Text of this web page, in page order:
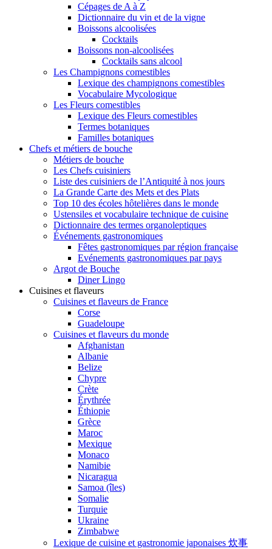
Cépages de A à Z
Dictionnaire du vin et de la vigne
Boissons alcoolisées
Cocktails
Boissons non-alcoolisées
Cocktails sans alcool
Les Champignons comestibles
Lexique des champignons comestibles
Vocabulaire Mycologique
Les Fleurs comestibles
Lexique des Fleurs comestibles
Termes botaniques
Familles botaniques
Chefs et métiers de bouche
Métiers de bouche
Les Chefs cuisiniers
Liste des cuisiniers de l’Antiquité à nos jours
La Grande Carte des Mets et des Plats
Top 10 des écoles hôtelières dans le monde
Ustensiles et vocabulaire technique de cuisine
Dictionnaire des termes organoleptiques
Événements gastronomiques
Fêtes gastronomiques par région française
Evénements gastronomiques par pays
Argot de Bouche
Diner Lingo
Cuisines et flaveurs
Cuisines et flaveurs de France
Corse
Guadeloupe
Cuisines et flaveurs du monde
Afghanistan
Albanie
Belize
Chypre
Crète
Érythrée
Éthiopie
Grèce
Maroc
Mexique
Monaco
Namibie
Nicaragua
Samoa (îles)
Somalie
Turquie
Ukraine
Zimbabwe
Lexique de cuisine et gastronomie japonaises 炊事